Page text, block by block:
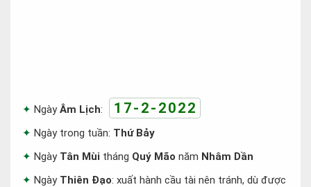
NgàyÂm Lịch: 17-2-2022
Ngày trong tuần: Thứ Bảy
Ngày Tân Mùi tháng Quý Mão năm Nhâm Dần
Ngày Thiên Đạo: xuất hành cầu tài nên tránh, dù được